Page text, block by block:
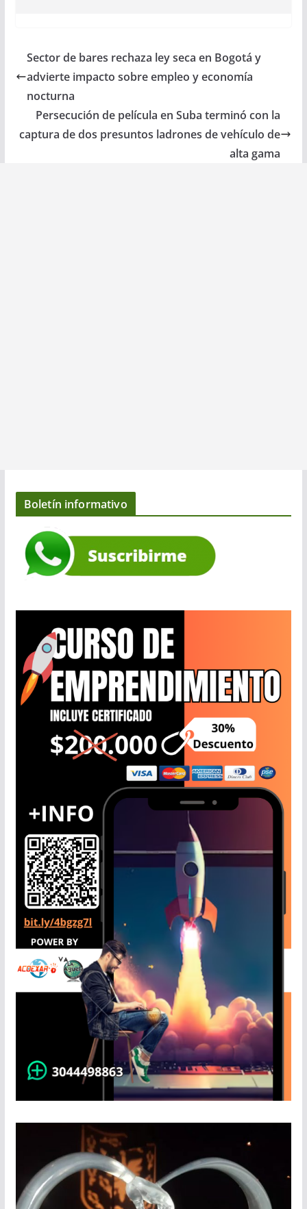
Sector de bares rechaza ley seca en Bogotá y
advierte impacto sobre empleo y economía
nocturna
Persecución de película en Suba terminó con la
captura de dos presuntos ladrones de vehículo de
alta gama
Boletín informativo